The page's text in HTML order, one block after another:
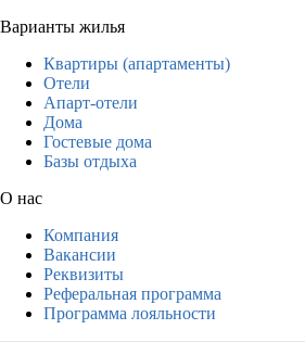
Варианты жилья
Квартиры (апартаменты)
Отели
Апарт-отели
Дома
Гостевые дома
Базы отдыха
О нас
Компания
Вакансии
Реквизиты
Реферальная программа
Программа лояльности